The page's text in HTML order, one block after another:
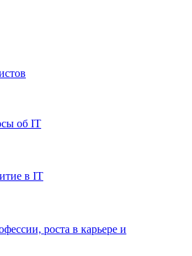
об IT
в IT
роста в карьере и